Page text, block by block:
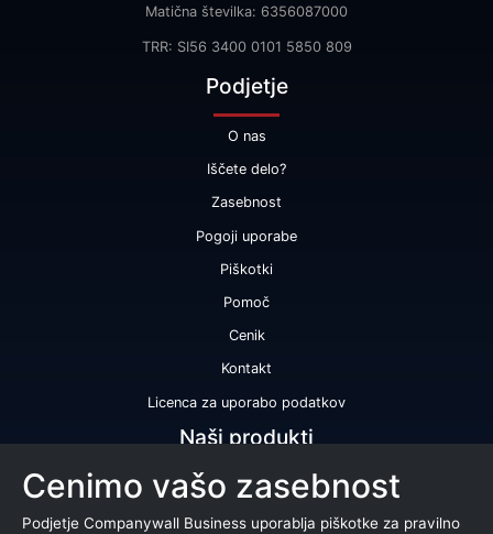
Matična številka: 6356087000
TRR: SI56 3400 0101 5850 809
Podjetje
O nas
Iščete delo?
Zasebnost
Pogoji uporabe
Piškotki
Pomoč
Cenik
Kontakt
Licenca za uporabo podatkov
Naši produkti
Bonitetna ocena
Bonitetno poročilo
Cenimo vašo zasebnost
Podjetje Companywall Business uporablja piškotke za pravilno